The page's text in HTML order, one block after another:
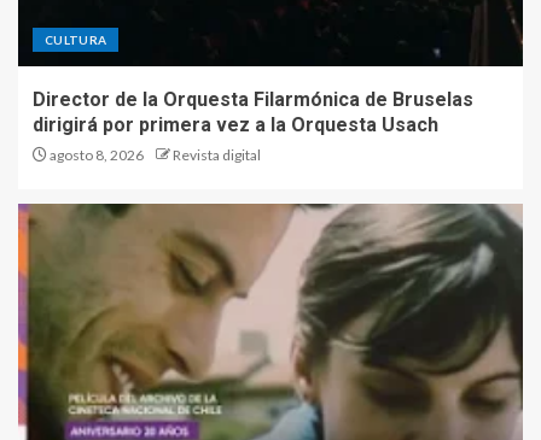
CULTURA
Director de la Orquesta Filarmónica de Bruselas
dirigirá por primera vez a la Orquesta Usach
agosto 8, 2026 Revista digital